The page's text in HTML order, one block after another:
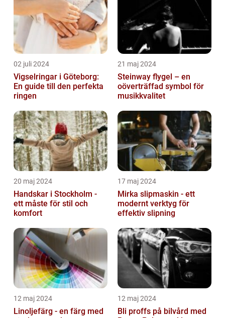
02 juli 2024
Vigselringar i Göteborg:
En guide till den perfekta
ringen
21 maj 2024
Steinway flygel – en
oöverträffad symbol för
musikkvalitet
20 maj 2024
Handskar i Stockholm -
ett måste för stil och
komfort
17 maj 2024
Mirka slipmaskin - ett
modernt verktyg för
effektiv slipning
12 maj 2024
Linoljefärg - en färg med
12 maj 2024
Bli proffs på bilvård med